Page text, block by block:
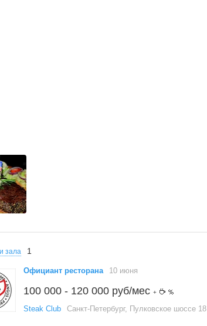
зала 1
Официант ресторана 10 июня
100 000 - 120 000 руб/мес +
Steak Club Санкт-Петербург, Пулковское шоссе 18